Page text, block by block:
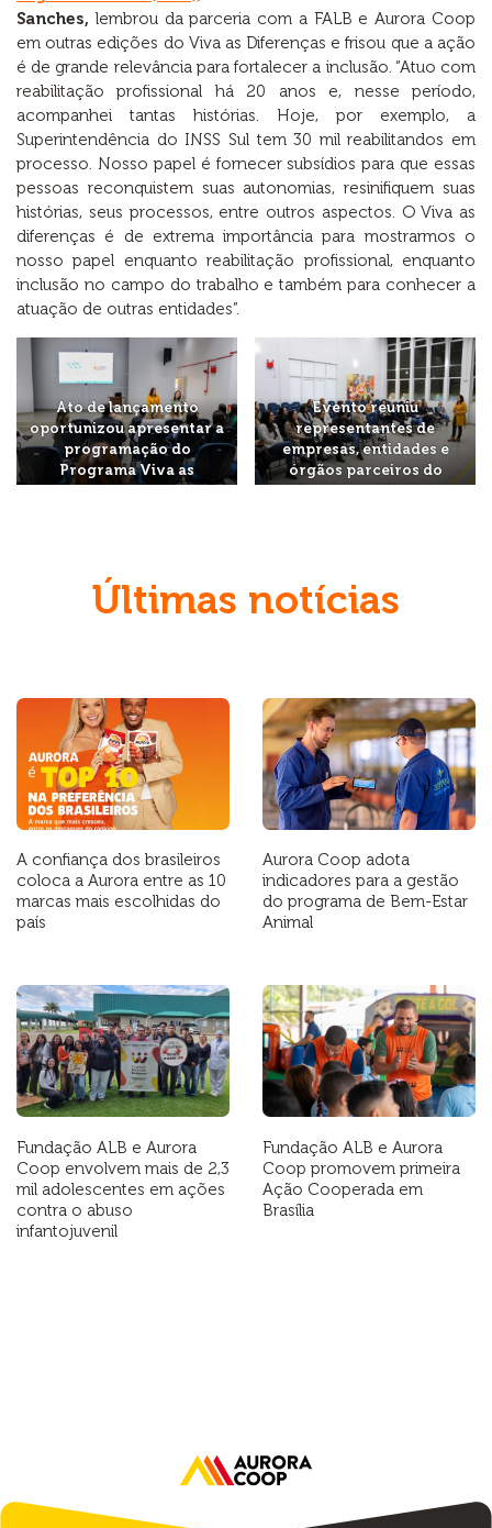
Sanches, lembrou da parceria com a FALB e Aurora Coop
em outras edições do Viva as Diferenças e frisou que a ação
é de grande relevância para fortalecer a inclusão. “Atuo com
reabilitação profissional há 20 anos e, nesse período,
acompanhei tantas histórias. Hoje, por exemplo, a
Superintendência do INSS Sul tem 30 mil reabilitandos em
processo. Nosso papel é fornecer subsídios para que essas
pessoas reconquistem suas autonomias, resinifiquem suas
histórias, seus processos, entre outros aspectos. O Viva as
diferenças é de extrema importância para mostrarmos o
nosso papel enquanto reabilitação profissional, enquanto
inclusão no campo do trabalho e também para conhecer a
atuação de outras entidades”.
Ato de lançamento
oportunizou apresentar a
programação do
Programa Viva as
Evento reuniu
representantes de
empresas, entidades e
órgãos parceiros do
Últimas notícias
A confiança dos brasileiros
coloca a Aurora entre as 10
marcas mais escolhidas do
país
Aurora Coop adota
indicadores para a gestão
do programa de Bem-Estar
Animal
Fundação ALB e Aurora
Coop envolvem mais de 2,3
mil adolescentes em ações
contra o abuso
infantojuvenil
Fundação ALB e Aurora
Coop promovem primeira
Ação Cooperada em
Brasília